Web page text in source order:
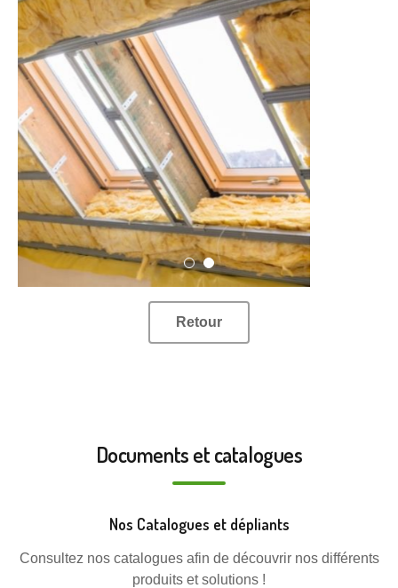
Retour
Documents et catalogues
Nos Catalogues et dépliants
Consultez nos catalogues afin de découvrir nos différents
produits et solutions !